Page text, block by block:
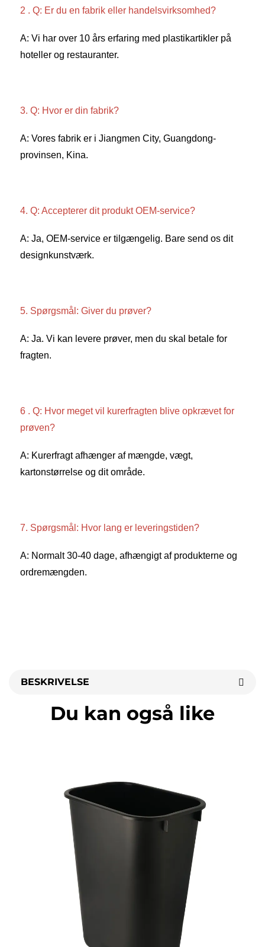
2 . Q: Er du en fabrik eller handelsvirksomhed?
A: Vi har over 10 års erfaring med plastikartikler på
hoteller og restauranter.
3. Q: Hvor er din fabrik?
A: Vores fabrik er i Jiangmen City, Guangdong-
provinsen, Kina.
4. Q: Accepterer dit produkt OEM-service?
A: Ja, OEM-service er tilgængelig. Bare send os dit
designkunstværk.
5. Spørgsmål: Giver du prøver?
A: Ja. Vi kan levere prøver, men du skal betale for
fragten.
6 . Q: Hvor meget vil kurerfragten blive opkrævet for
prøven?
A: Kurerfragt afhænger af mængde, vægt,
kartonstørrelse og dit område.
7. Spørgsmål: Hvor lang er leveringstiden?
A: Normalt 30-40 dage, afhængigt af produkterne og
ordremængden.
BESKRIVELSE
Du kan også like